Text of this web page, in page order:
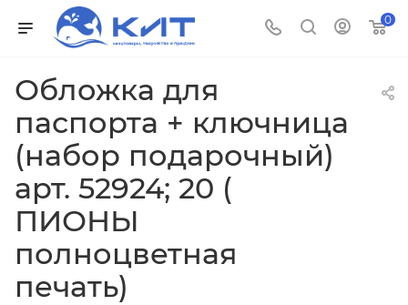
0
Обложка для
паспорта + ключница
(набор подарочный)
арт. 52924; 20 (
ПИОНЫ
полноцветная
печать)